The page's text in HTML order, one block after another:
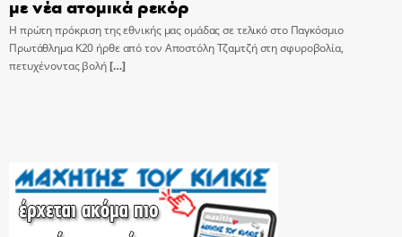
με νέα ατομικά ρεκόρ
Η πρώτη πρόκριση της εθνικής μας ομάδας σε τελικό στο Παγκόσμιο
Πρωτάθλημα Κ20 ήρθε από τον Αποστόλη Τζαμτζή στη σφυροβολία,
πετυχένοντας βολή[…]